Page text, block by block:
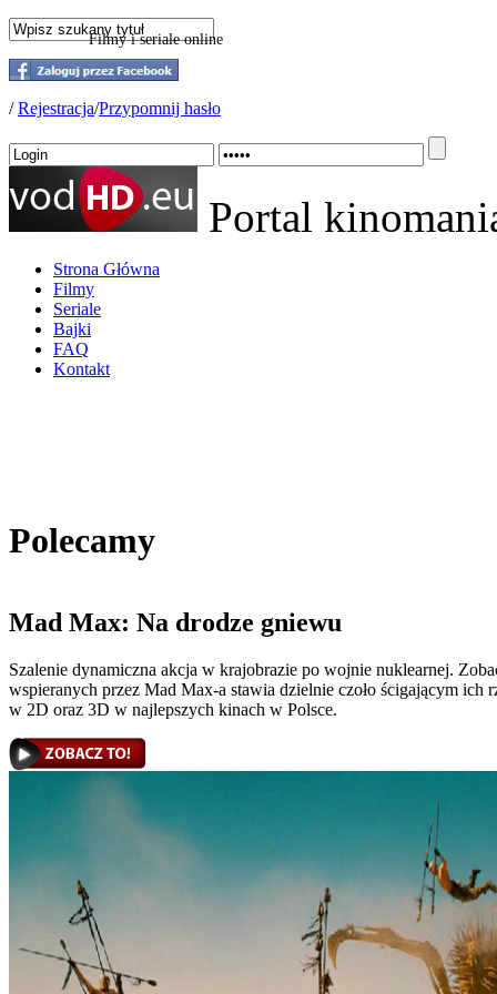
/Rejestracja/Przypomnij hasło
Portal
Filmy i seriale online
Strona Główna
Filmy
Seriale
Bajki
FAQ
Kontakt
Polecamy
Mad Max: Na drodze gniewu
Szalenie dynamiczna akcja w krajobrazie po wojnie nuklearnej.
wspieranych przez Mad Max-a stawia dzielnie czoło ścigającym ich
w 2D oraz 3D w najlepszych kinach w Polsce.